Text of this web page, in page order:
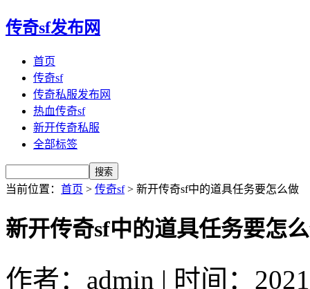
传奇sf发布网
首页
传奇sf
传奇私服发布网
热血传奇sf
新开传奇私服
全部标签
当前位置： 首页 > 传奇sf> 新开传奇sf中的道具任务要怎么做
新开传奇sf中的道具任务要怎
作者：admin | 时间：